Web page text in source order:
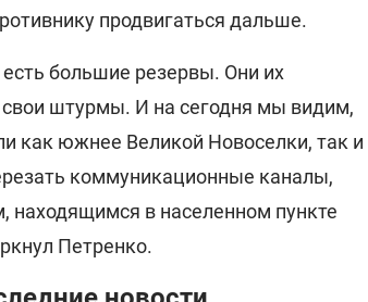
продвигаться дальше.
большие резервы. Они их
штурмы. И на сегодня мы видим,
как южнее Великой Новоселки, так и
коммуникационные каналы,
находящимся в населенном пункте
Петренко.